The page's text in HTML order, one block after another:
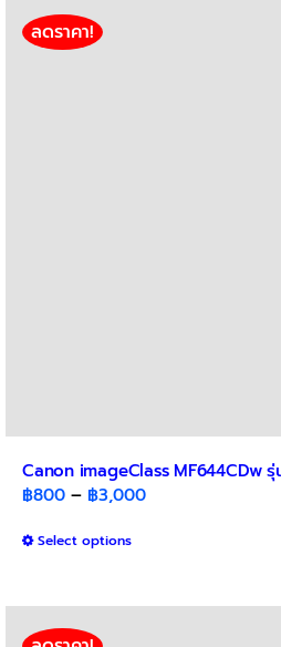
ลดราคา!
Canon imageClass MF644CDw
฿800 – ฿3,000Price
Select optionsThis